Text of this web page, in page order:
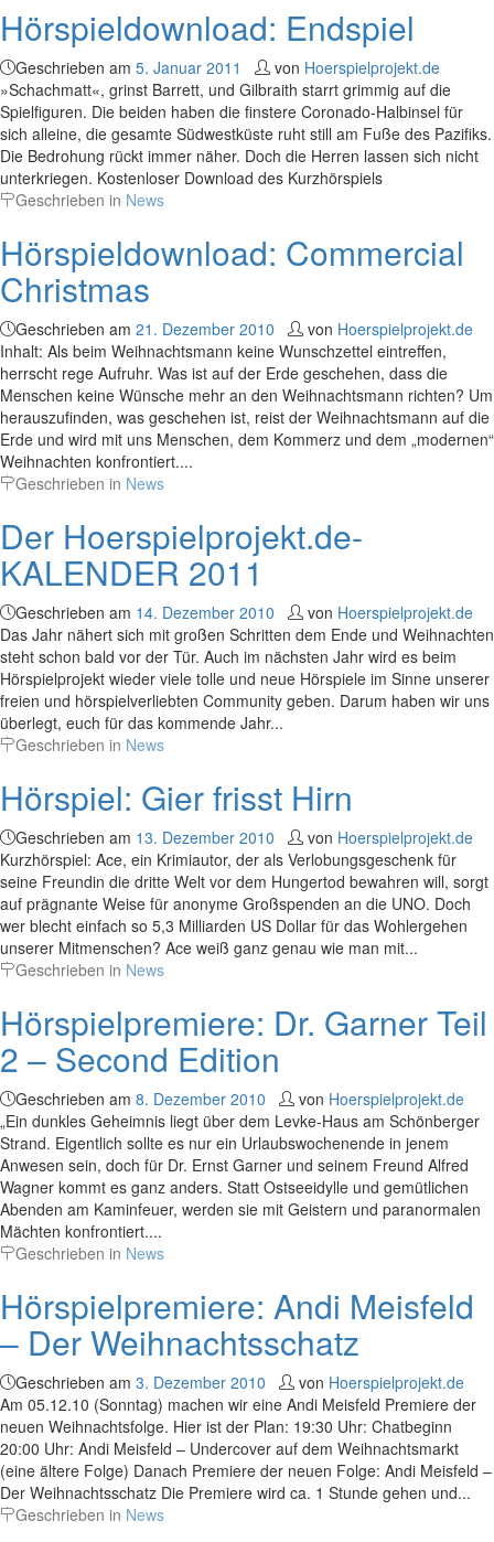
Hörspieldownload: Endspiel
Geschrieben am 5. Januar 2011 von Hoerspielprojekt.de
»Schachmatt«, grinst Barrett, und Gilbraith starrt grimmig auf die
Spielfiguren. Die beiden haben die finstere Coronado-Halbinsel für
sich alleine, die gesamte Südwestküste ruht still am Fuße des Pazifiks.
Die Bedrohung rückt immer näher. Doch die Herren lassen sich nicht
unterkriegen. Kostenloser Download des Kurzhörspiels
Geschrieben in News
Hörspieldownload: Commercial
Christmas
Geschrieben am 21. Dezember 2010 von Hoerspielprojekt.de
Inhalt: Als beim Weihnachtsmann keine Wunschzettel eintreffen,
herrscht rege Aufruhr. Was ist auf der Erde geschehen, dass die
Menschen keine Wünsche mehr an den Weihnachtsmann richten? Um
herauszufinden, was geschehen ist, reist der Weihnachtsmann auf die
Erde und wird mit uns Menschen, dem Kommerz und dem „modernen“
Weihnachten konfrontiert....
Geschrieben in News
Der Hoerspielprojekt.de-
KALENDER 2011
Geschrieben am 14. Dezember 2010 von Hoerspielprojekt.de
Das Jahr nähert sich mit großen Schritten dem Ende und Weihnachten
steht schon bald vor der Tür. Auch im nächsten Jahr wird es beim
Hörspielprojekt wieder viele tolle und neue Hörspiele im Sinne unserer
freien und hörspielverliebten Community geben. Darum haben wir uns
überlegt, euch für das kommende Jahr...
Geschrieben in News
Hörspiel: Gier frisst Hirn
Geschrieben am 13. Dezember 2010 von Hoerspielprojekt.de
Kurzhörspiel: Ace, ein Krimiautor, der als Verlobungsgeschenk für
seine Freundin die dritte Welt vor dem Hungertod bewahren will, sorgt
auf prägnante Weise für anonyme Großspenden an die UNO. Doch
wer blecht einfach so 5,3 Milliarden US Dollar für das Wohlergehen
unserer Mitmenschen? Ace weiß ganz genau wie man mit...
Geschrieben in News
Hörspielpremiere: Dr. Garner Teil
2 – Second Edition
Geschrieben am 8. Dezember 2010 von Hoerspielprojekt.de
„Ein dunkles Geheimnis liegt über dem Levke-Haus am Schönberger
Strand. Eigentlich sollte es nur ein Urlaubswochenende in jenem
Anwesen sein, doch für Dr. Ernst Garner und seinem Freund Alfred
Wagner kommt es ganz anders. Statt Ostseeidylle und gemütlichen
Abenden am Kaminfeuer, werden sie mit Geistern und paranormalen
Mächten konfrontiert....
Geschrieben in News
Hörspielpremiere: Andi Meisfeld
– Der Weihnachtsschatz
Geschrieben am 3. Dezember 2010 von Hoerspielprojekt.de
Am 05.12.10 (Sonntag) machen wir eine Andi Meisfeld Premiere der
neuen Weihnachtsfolge. Hier ist der Plan: 19:30 Uhr: Chatbeginn
20:00 Uhr: Andi Meisfeld – Undercover auf dem Weihnachtsmarkt
(eine ältere Folge) Danach Premiere der neuen Folge: Andi Meisfeld –
Der Weihnachtsschatz Die Premiere wird ca. 1 Stunde gehen und...
Geschrieben in News